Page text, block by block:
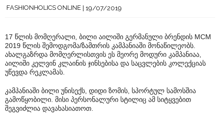
FASHIONHOLICS ONLINE 19/07/2019
17 წლის მომღერალი, ბილი აილიში გერმანული ბრენდის MCM
2019 წლის შემოდგომა/ზამთრის კამპანიაში მონაწილეობს.
ახალგაზრდა მომღერლისთვის ეს მეორე მოდური კამპანიაა,
აილიში კელვინ კლაინის ჯინსებისა და საცვლების კოლექციას
უწევდა რეკლამას.
კამპანიაში ბილი უნისექს, დიდი ზომის, სპორტულ სამოსშია
გამოწყობილი. მისი პერსონალური სტილიც ამ სიტყვებით
შეგვიძლია დავახასიათოთ.